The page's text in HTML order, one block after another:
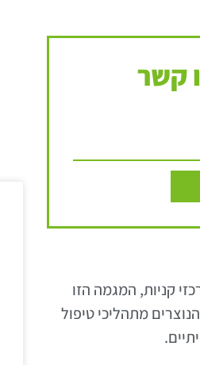
קשר
קניות, המגמה הזו
מתהליכי טיפול